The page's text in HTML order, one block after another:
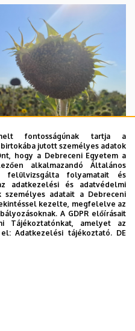
az agrárium
fontosságúnak tartja a
jutott személyes adatok
hogy a Debreceni Egyetem a
alkalmazandó Általános
felülvizsgálta folyamatait és
adatkezelési és adatvédelmi
adatait a Debreceni
kezelte, megfelelve az
A GDPR előírásait
Tájékoztatónkat, amelyet az
el:Adatkezelési tájékoztató. DE